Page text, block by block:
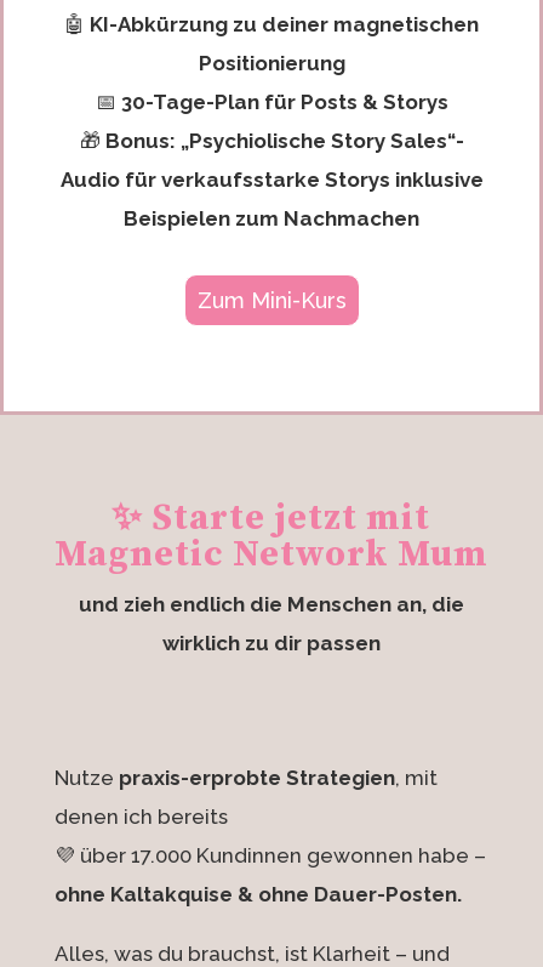
🤖 KI-Abkürzung zu deiner magnetischen
Positionierung
📅 30-Tage-Plan für Posts & Storys
🎁 Bonus: „Psychiolische Story Sales“-
Audio für verkaufsstarke Storys inklusive
Beispielen zum Nachmachen
Zum Mini-Kurs
✨ Starte jetzt mit
Magnetic Network Mum
und zieh endlich die Menschen an, die
wirklich zu dir passen
Nutze praxis-erprobte Strategien, mit
denen ich bereits
💜 über 17.000 Kundinnen gewonnen habe –
ohne Kaltakquise & ohne Dauer-Posten.
Alles, was du brauchst, ist Klarheit – und